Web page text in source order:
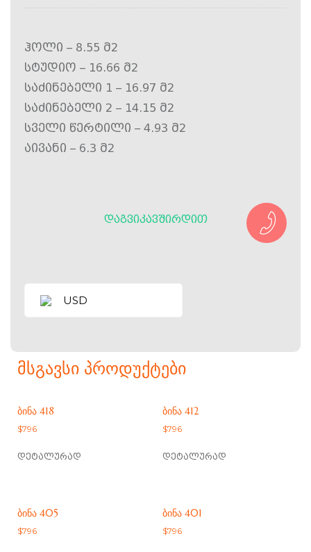
ჰოლი – 8.55 მ2
სტუდიო – 16.66 მ2
საძინებელი 1 – 16.97 მ2
საძინებელი 2 – 14.15 მ2
სველი წერტილი – 4.93 მ2
აივანი – 6.3 მ2
ᲓᲐᲒᲕᲘᲙᲐᲕᲨᲘᲠᲓᲘᲗ
USD
ᲛᲡᲒᲐᲕᲡᲘ ᲞᲠᲝᲓᲣᲥᲢᲔᲑᲘ
ᲑᲘᲜᲐ 418
$796
დეტალურად
ᲑᲘᲜᲐ 412
$796
დეტალურად
ᲑᲘᲜᲐ 405
$796
ᲑᲘᲜᲐ 401
$796